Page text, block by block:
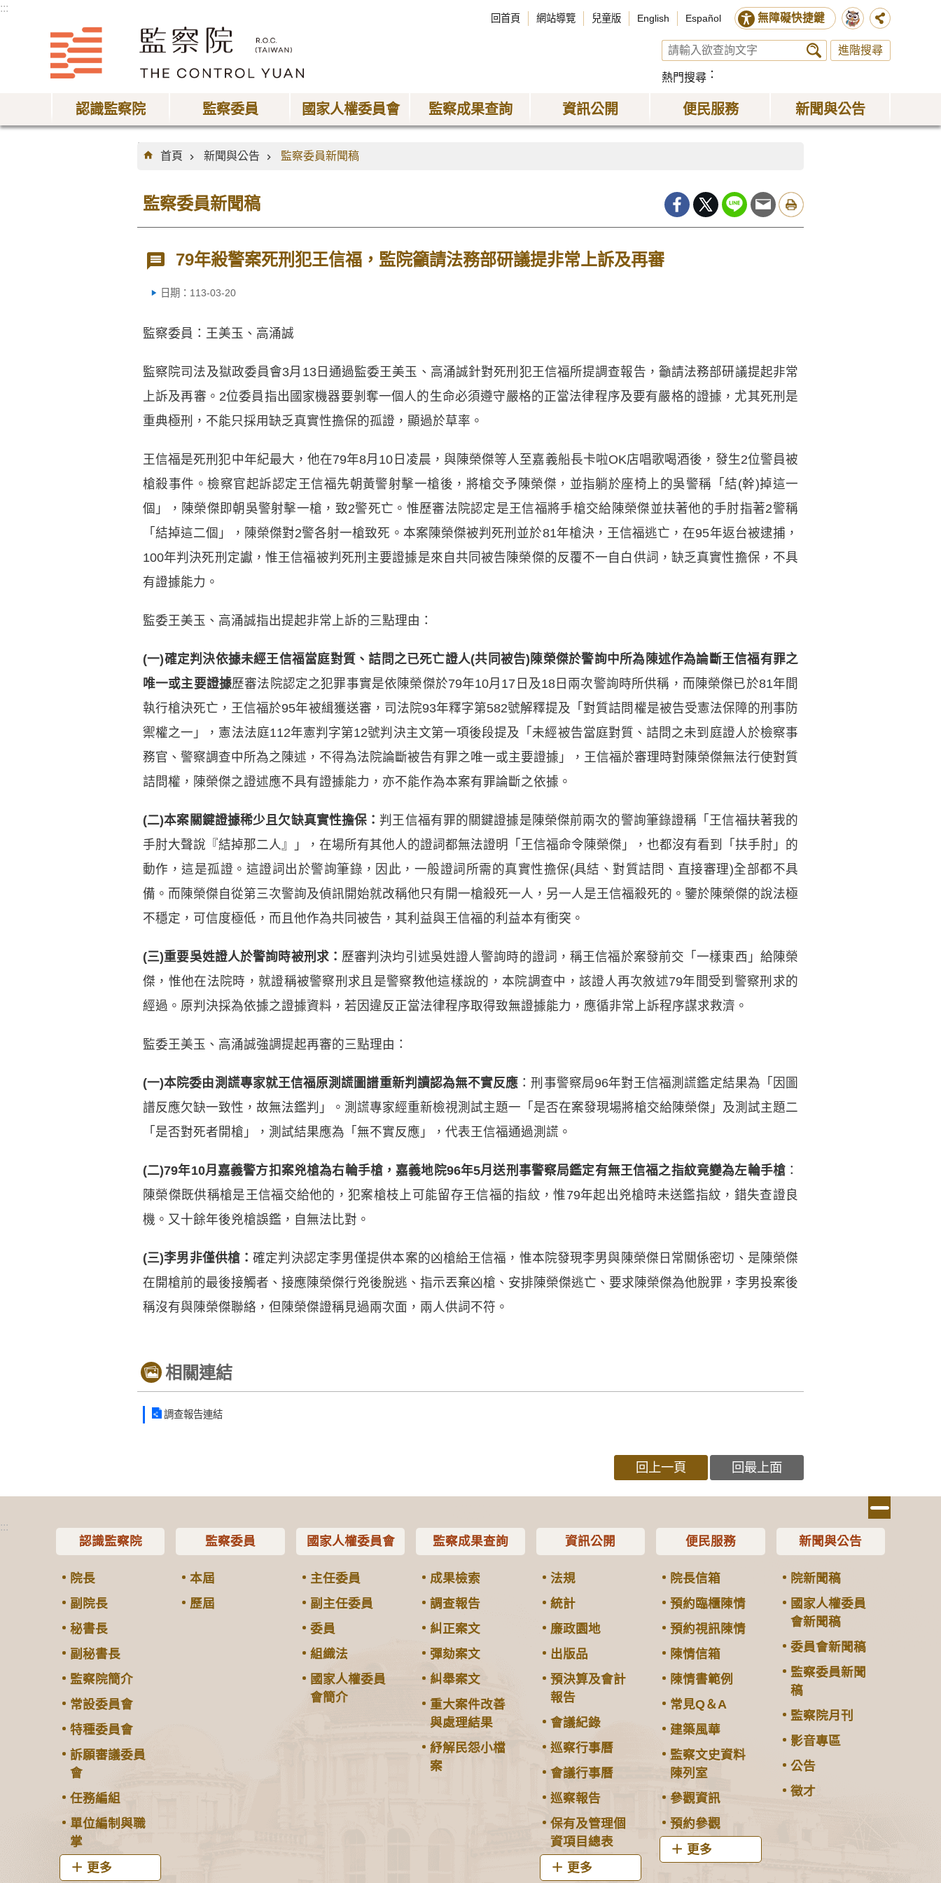
:::
回首頁 網站導覽 兒童版 English Español 無障礙快捷鍵
進階搜尋
熱門搜尋
認識監察院 監察委員 國家人權委員會 監察成果查詢 資訊公開 便民服務 新聞與公告
:::
首頁
新聞與公告 監察委員新聞稿
監察委員新聞稿
79年殺警案死刑犯王信福，監院籲請法務部研議提非常上訴及再審
日期：113-03-20
監察委員：王美玉、高涌誠
監察院司法及獄政委員會3月13日通過監委王美玉、高涌誠針對死刑犯王信福所提調查報告，籲請法務部研議提起非常
上訴及再審。2位委員指出國家機器要剝奪一個人的生命必須遵守嚴格的正當法律程序及要有嚴格的證據，尤其死刑是
重典極刑，不能只採用缺乏真實性擔保的孤證，顯過於草率。
王信福是死刑犯中年紀最大，他在79年8月10日凌晨，與陳榮傑等人至嘉義船長卡啦OK店唱歌喝酒後，發生2位警員被
槍殺事件。檢察官起訴認定王信福先朝黃警射擊一槍後，將槍交予陳榮傑，並指躺於座椅上的吳警稱「結(幹)掉這一
個」，陳榮傑即朝吳警射擊一槍，致2警死亡。惟歷審法院認定是王信福將手槍交給陳榮傑並扶著他的手肘指著2警稱
「結掉這二個」，陳榮傑對2警各射一槍致死。本案陳榮傑被判死刑並於81年槍決，王信福逃亡，在95年返台被逮捕，
100年判決死刑定讞，惟王信福被判死刑主要證據是來自共同被告陳榮傑的反覆不一自白供詞，缺乏真實性擔保，不具
有證據能力。
監委王美玉、高涌誠指出提起非常上訴的三點理由：
(一)確定判決依據未經王信福當庭對質、詰問之已死亡證人(共同被告)陳榮傑於警詢中所為陳述作為論斷王信福有罪之
唯一或主要證據歷審法院認定之犯罪事實是依陳榮傑於79年10月17日及18日兩次警詢時所供稱，而陳榮傑已於81年間
執行槍決死亡，王信福於95年被緝獲送審，司法院93年釋字第582號解釋提及「對質詰問權是被告受憲法保障的刑事防
禦權之一」，憲法法庭112年憲判字第12號判決主文第一項後段提及「未經被告當庭對質、詰問之未到庭證人於檢察事
務官、警察調查中所為之陳述，不得為法院論斷被告有罪之唯一或主要證據」，王信福於審理時對陳榮傑無法行使對質
詰問權，陳榮傑之證述應不具有證據能力，亦不能作為本案有罪論斷之依據。
(二)本案關鍵證據稀少且欠缺真實性擔保：判王信福有罪的關鍵證據是陳榮傑前兩次的警詢筆錄證稱「王信福扶著我的
手肘大聲說『結掉那二人』」，在場所有其他人的證詞都無法證明「王信福命令陳榮傑」，也都沒有看到「扶手肘」的
動作，這是孤證。這證詞出於警詢筆錄，因此，一般證詞所需的真實性擔保(具結、對質詰問、直接審理)全部都不具
備。而陳榮傑自從第三次警詢及偵訊開始就改稱他只有開一槍殺死一人，另一人是王信福殺死的。鑒於陳榮傑的說法極
不穩定，可信度極低，而且他作為共同被告，其利益與王信福的利益本有衝突。
(三)重要吳姓證人於警詢時被刑求： 歷審判決均引述吳姓證人警詢時的證詞，稱王信福於案發前交「一樣東西」給陳榮
傑，惟他在法院時，就證稱被警察刑求且是警察教他這樣說的，本院調查中，該證人再次敘述79年間受到警察刑求的
經過。原判決採為依據之證據資料，若因違反正當法律程序取得致無證據能力，應循非常上訴程序謀求救濟。
監委王美玉、高涌誠強調提起再審的三點理由：
(一)本院委由測謊專家就王信福原測謊圖譜重新判讀認為無不實反應 ：刑事警察局96年對王信福測謊鑑定結果為「因圖
譜反應欠缺一致性，故無法鑑判」。測謊專家經重新檢視測試主題一「是否在案發現場將槍交給陳榮傑」及測試主題二
「是否對死者開槍」，測試結果應為「無不實反應」，代表王信福通過測謊。
(二)79年10月嘉義警方扣案兇槍為右輪手槍，嘉義地院96年5月送刑事警察局鑑定有無王信福之指紋竟變為左輪手槍 ：
陳榮傑既供稱槍是王信福交給他的，犯案槍枝上可能留存王信福的指紋，惟79年起出兇槍時未送鑑指紋，錯失查證良
機。又十餘年後兇槍誤鑑，自無法比對。
(三)李男非僅供槍：確定判決認定李男僅提供本案的凶槍給王信福，惟本院發現李男與陳榮傑日常關係密切、是陳榮傑
在開槍前的最後接觸者、接應陳榮傑行兇後脫逃、指示丟棄凶槍、安排陳榮傑逃亡、要求陳榮傑為他脫罪，李男投案後
稱沒有與陳榮傑聯絡，但陳榮傑證稱見過兩次面，兩人供詞不符。
相關連結
調查報告連結
回上一頁 回最上面
:::
認識監察院
院長
副院長
秘書長
副秘書長
監察院簡介
常設委員會
特種委員會
訴願審議委員
會
任務編組
單位編制與職
掌
更多
監察委員
本屆
歷屆
國家人權委員會
主任委員
副主任委員
委員
組織法
國家人權委員
會簡介
監察成果查詢
成果檢索
調查報告
糾正案文
彈劾案文
糾舉案文
重大案件改善
與處理結果
紓解民怨小檔
案
資訊公開
法規
統計
廉政園地
出版品
預決算及會計
報告
會議紀錄
巡察行事曆
會議行事曆
巡察報告
保有及管理個
資項目總表
更多
便民服務
院長信箱
預約臨櫃陳情
預約視訊陳情
陳情信箱
陳情書範例
常見Q＆A
建築風華
監察文史資料
陳列室
參觀資訊
預約參觀
更多
新聞與公告
院新聞稿
國家人權委員
會新聞稿
委員會新聞稿
監察委員新聞
稿
監察院月刊
影音專區
公告
徵才